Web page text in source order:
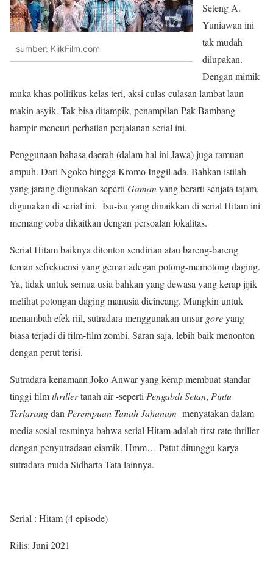
sumber: KlikFilm.com
Seteng A.
Yuniawan ini
tak mudah
dilupakan.
Dengan mimik
muka khas politikus kelas teri, aksi culas-culasan lambat laun
makin asyik. Tak bisa ditampik, penampilan Pak Bambang
hampir mencuri perhatian perjalanan serial ini.
Penggunaan bahasa daerah (dalam hal ini Jawa) juga ramuan
ampuh. Dari Ngoko hingga Kromo Inggil ada. Bahkan istilah
yang jarang digunakan seperti Gamanyang berarti senjata tajam,
digunakan di serial ini. Isu-isu yang dinaikkan di serial Hitam ini
memang coba dikaitkan dengan persoalan lokalitas.
Serial Hitam baiknya ditonton sendirian atau bareng-bareng
teman sefrekuensi yang gemar adegan potong-memotong daging.
Ya, tidak untuk semua usia bahkan yang dewasa yang kerap jijik
melihat potongan daging manusia dicincang. Mungkin untuk
menambah efek riil, sutradara menggunakan unsurgoreyang
biasa terjadi di film-film zombi. Saran saja, lebih baik menonton
dengan perut terisi.
Sutradara kenamaan Joko Anwar yang kerap membuat standar
tinggi filmthrillertanah air -seperti Pengabdi Setan, Pintu
Terlarangdan Perempuan Tanah Jahanam-menyatakan dalam
media sosial resminya bahwa serial Hitam adalah first rate thriller
dengan penyutradaan ciamik. Hmm… Patut ditunggu karya
sutradara muda Sidharta Tata lainnya.
Serial : Hitam (4 episode)
Rilis: Juni 2021